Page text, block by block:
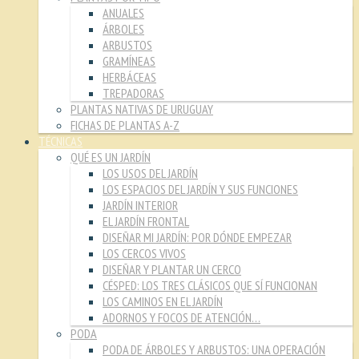
ANUALES
ÁRBOLES
ARBUSTOS
GRAMÍNEAS
HERBÁCEAS
TREPADORAS
PLANTAS NATIVAS DE URUGUAY
FICHAS DE PLANTAS A-Z
TÉCNICAS
QUÉ ES UN JARDÍN
LOS USOS DEL JARDÍN
LOS ESPACIOS DEL JARDÍN Y SUS FUNCIONES
JARDÍN INTERIOR
EL JARDÍN FRONTAL
DISEÑAR MI JARDÍN: POR DÓNDE EMPEZAR
LOS CERCOS VIVOS
DISEÑAR Y PLANTAR UN CERCO
CÉSPED: LOS TRES CLÁSICOS QUE SÍ FUNCIONAN
LOS CAMINOS EN EL JARDÍN
ADORNOS Y FOCOS DE ATENCIÓN…
PODA
PODA DE ÁRBOLES Y ARBUSTOS: UNA OPERACIÓN